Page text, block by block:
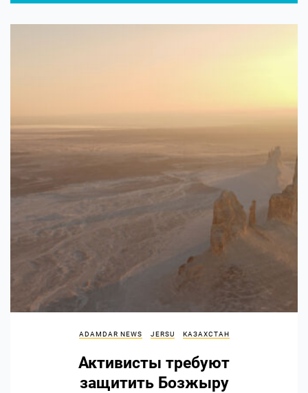
ADAMDAR NEWS JERSU КАЗАХСТАН
Активисты требуют
защитить Бозжыру